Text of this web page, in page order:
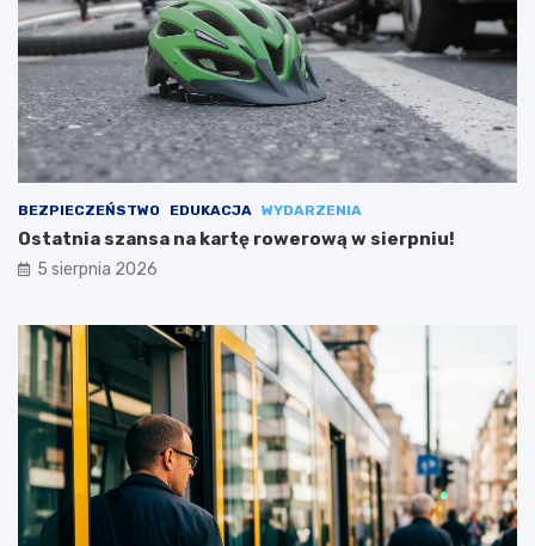
BEZPIECZEŃSTWO EDUKACJA WYDARZENIA
Ostatnia szansa na kartę rowerową w sierpniu!
5 sierpnia 2026